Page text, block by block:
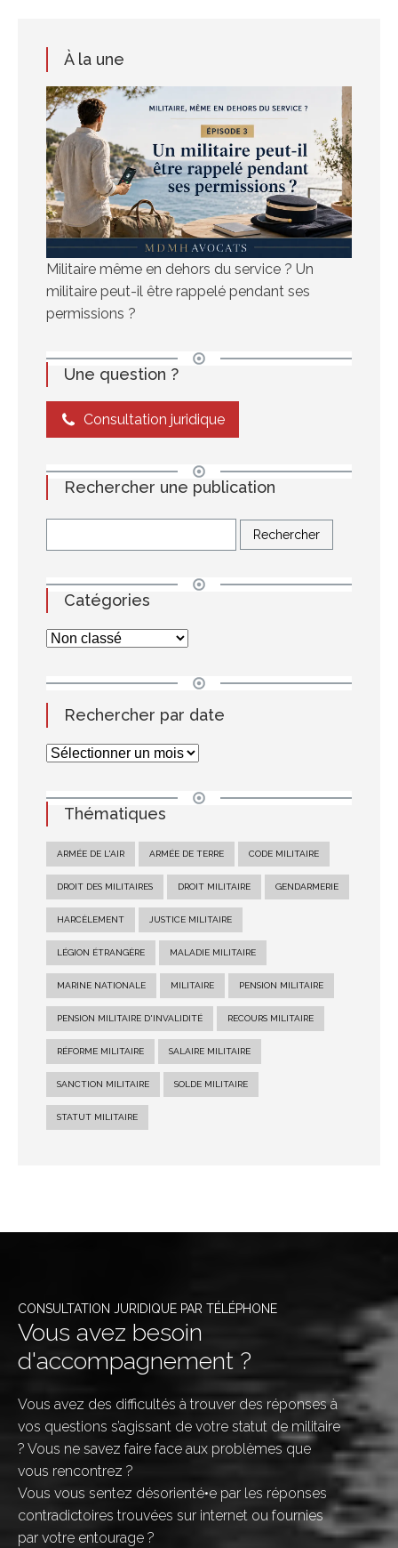
À la une
Militaire même en dehors du service ? Un
militaire peut-il être rappelé pendant ses
permissions ?
Une question ?
Consultation juridique
Rechercher une publication
Catégories
Rechercher par date
Thématiques
ARMÉE DE L'AIR ARMÉE DE TERRE CODE MILITAIRE
DROIT DES MILITAIRES DROIT MILITAIRE GENDARMERIE
HARCÈLEMENT JUSTICE MILITAIRE
LÉGION ÉTRANGÈRE MALADIE MILITAIRE
MARINE NATIONALE MILITAIRE PENSION MILITAIRE
PENSION MILITAIRE D'INVALIDITÉ RECOURS MILITAIRE
RÉFORME MILITAIRE SALAIRE MILITAIRE
SANCTION MILITAIRE SOLDE MILITAIRE
STATUT MILITAIRE
CONSULTATION JURIDIQUE PAR TÉLÉPHONE
Vous avez besoin
d'accompagnement ?
Vous avez des difficultés à trouver des réponses à
vos questions s’agissant de votre statut de militaire
? Vous ne savez faire face aux problèmes que
vous rencontrez ?
Vous vous sentez désorienté•e par les réponses
contradictoires trouvées sur internet ou fournies
par votre entourage ?